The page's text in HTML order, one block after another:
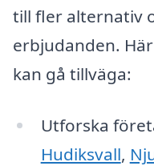
till fler alternativ
erbjudanden.
kan gå tillväga:
Utforska
Hudiksvall,